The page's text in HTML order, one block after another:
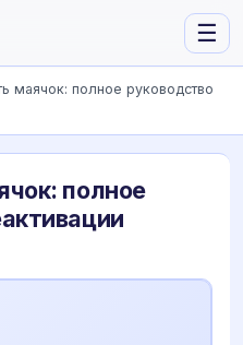
☰
маячок: полное руководство
полное